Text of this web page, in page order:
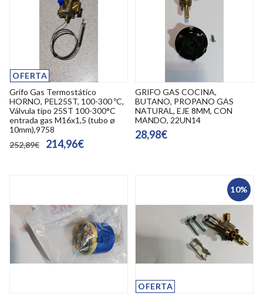
OFERTA
Grifo Gas Termostático
HORNO, PEL25ST, 100-300 ºC,
Válvula tipo 25ST 100-300°C
entrada gas M16x1,5 (tubo ø
10mm),9758
252,89€
214,96€
GRIFO GAS COCINA,
BUTANO, PROPANO GAS
NATURAL, EJE 8MM, CON
MANDO, 22UN14
28,98€
10%
OFERTA